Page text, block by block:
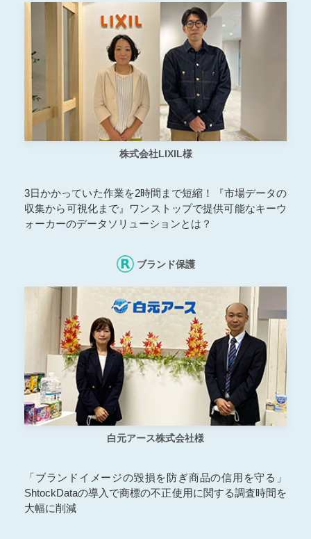
株式会社LIXIL様
3日かかっていた作業を2時間まで短縮！『市場データの
収集から可視化まで』ワンストップで提供可能なキーウ
ォーカーのデータソリューションとは？
ブランド保護
白元アース株式会社様
「ブランドイメージの毀損を防ぎ商品の信用を守る」
ShtockDataの導入で商標の不正使用に関する調査時間を
大幅に削減